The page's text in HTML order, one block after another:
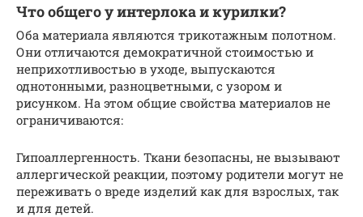
Что общего у интерлока и курилки?
Оба материала являются трикотажным полотном.
Они отличаются демократичной стоимостью и
неприхотливостью в уходе, выпускаются
однотонными, разноцветными, с узором и
рисунком. На этом общие свойства материалов не
ограничиваются:
Гипоаллергенность. Ткани безопасны, не вызывают
аллергической реакции, поэтому родители могут не
переживать о вреде изделий как для взрослых, так
и для детей.